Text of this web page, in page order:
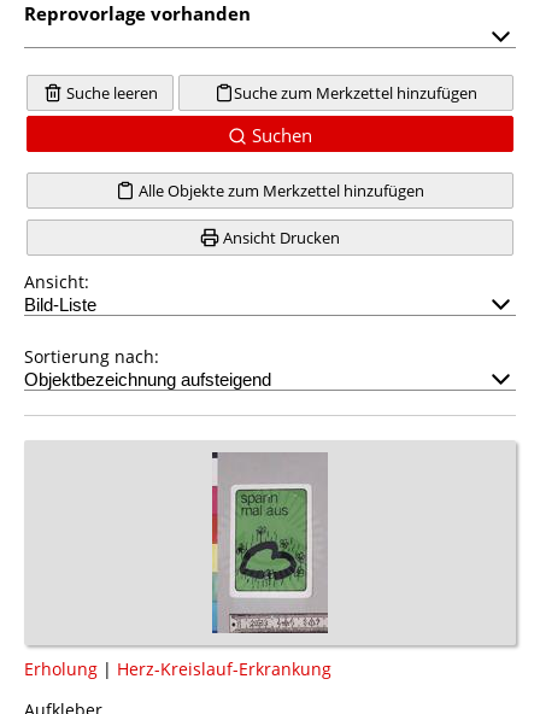
Reprovorlage vorhanden
Suche leeren Suche zum Merkzettel hinzufügen
Suchen
Alle Objekte zum Merkzettel hinzufügen
Ansicht Drucken
Ansicht:
Sortierung nach:
Erholung | Herz-Kreislauf-Erkrankung